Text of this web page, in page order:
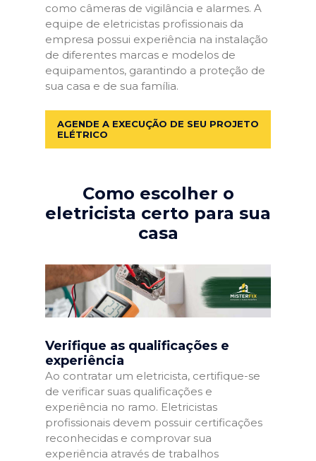
como câmeras de vigilância e alarmes. A
equipe de eletricistas profissionais da
empresa possui experiência na instalação
de diferentes marcas e modelos de
equipamentos, garantindo a proteção de
sua casa e de sua família.
AGENDE A EXECUÇÃO DE SEU PROJETO
ELÉTRICO
Como escolher o
eletricista certo para sua
casa
Verifique as qualificações e
experiência
Ao contratar um eletricista, certifique-se
de verificar suas qualificações e
experiência no ramo. Eletricistas
profissionais devem possuir certificações
reconhecidas e comprovar sua
experiência através de trabalhos